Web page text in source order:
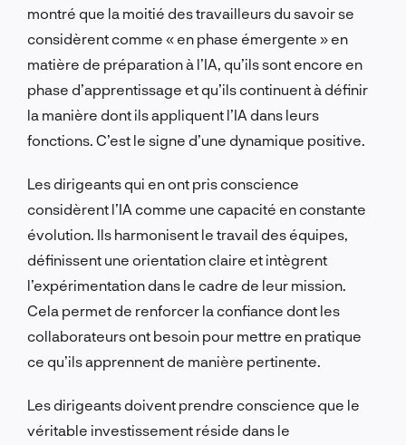
montré que la moitié des travailleurs du savoir se
considèrent comme « en phase émergente » en
matière de préparation à l’IA, qu’ils sont encore en
phase d’apprentissage et qu’ils continuent à définir
la manière dont ils appliquent l’IA dans leurs
fonctions. C’est le signe d’une dynamique positive.
Les dirigeants qui en ont pris conscience
considèrent l’IA comme une capacité en constante
évolution. Ils harmonisent le travail des équipes,
définissent une orientation claire et intègrent
l’expérimentation dans le cadre de leur mission.
Cela permet de renforcer la confiance dont les
collaborateurs ont besoin pour mettre en pratique
ce qu’ils apprennent de manière pertinente.
Les dirigeants doivent prendre conscience que le
véritable investissement réside dans le